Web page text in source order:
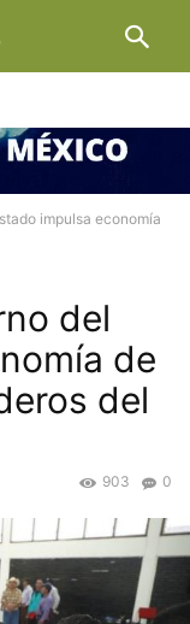
impulsa economía
del
de
del
0
903